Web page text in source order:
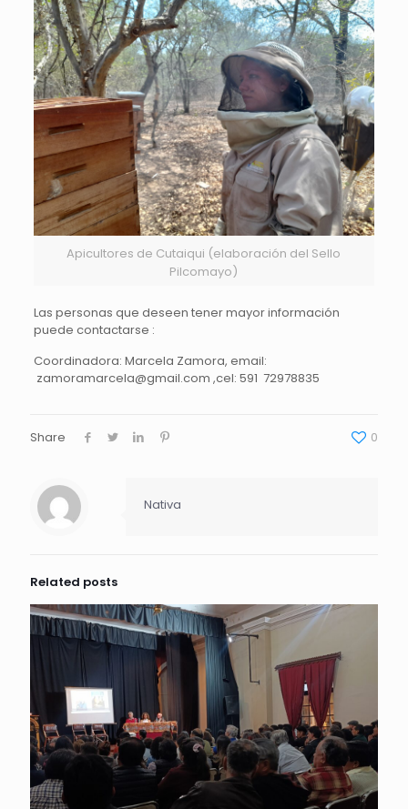
Apicultores de Cutaiqui (elaboración del Sello
Pilcomayo)
Las personas que deseen tener mayor información
puede contactarse :
Coordinadora: Marcela Zamora, email:
zamoramarcela@gmail.com ,cel: 591 72978835
Share 0
Nativa
Related posts